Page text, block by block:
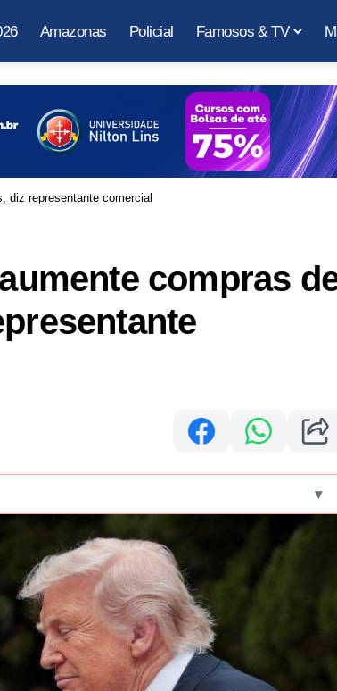
Amazonas Policial Famosos & TV
diz representante comercial
compras
▾